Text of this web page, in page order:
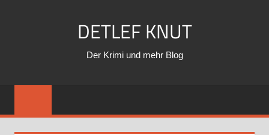
DETLEF KNUT
Der Krimi und mehr Blog